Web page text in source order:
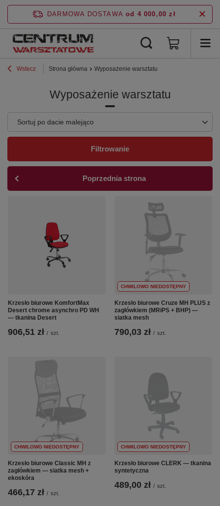
DARMOWA DOSTAWA od 4 000,00 zł
Wstecz Strona główna Wyposażenie warsztatu
Wyposażenie warsztatu
Zmień sortowanie
Sortuj po dacie malejąco
Filtrowanie
Poprzednia strona
Krzesło biurowe KomfortMax
Desert chrome asynchro PD WH
— tkanina Desert
906,51 zł / szt.
CHWILOWO NIEDOSTĘPNY
Krzesło biurowe Cruze MH PLUS z
zagłówkiem (MRiPS + BHP) —
siatka mesh
790,03 zł / szt.
CHWILOWO NIEDOSTĘPNY
Krzesło biurowe Classic MH z
zagłówkiem — siatka mesh +
ekoskóra
466,17 zł / szt.
CHWILOWO NIEDOSTĘPNY
Krzesło biurowe CLERK — tkanina
syntetyczna
489,00 zł / szt.